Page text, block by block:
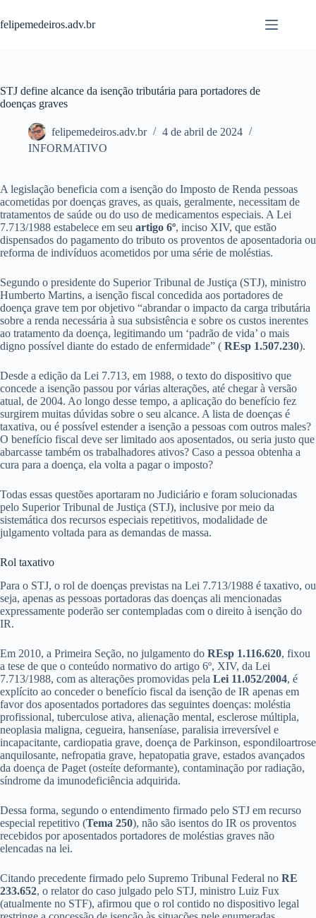
para
o
felipemedeiros.adv.br
STJ define alcance da isenção tributária para portadores de
doenças graves
felipemedeiros.adv.br
4 de abril de 2024
INFORMATIVO
A legislação beneficia com a isenção do Imposto de Renda pessoas
acometidas por doenças graves, as quais, geralmente, necessitam de
tratamentos de saúde ou do uso de medicamentos especiais. A Lei
7.713/1988 estabelece em seu artigo 6º, inciso XIV, que estão
dispensados do pagamento do tributo os proventos de aposentadoria ou
reforma de indivíduos acometidos por uma série de moléstias.
Segundo o presidente do Superior Tribunal de Justiça (STJ), ministro
Humberto Martins, a isenção fiscal concedida aos portadores de
doença grave tem por objetivo “abrandar o impacto da carga tributária
sobre a renda necessária à sua subsistência e sobre os custos inerentes
ao tratamento da doença, legitimando um ‘padrão de vida’ o mais
digno possível diante do estado de enfermidade” ( REsp 1.507.230).​​​
Desde a​ edição da Lei 7.713​, em 1988, o texto do dispositivo que
concede a isenção passou por várias alterações, até chegar à versão
atual, de 2004. Ao longo desse tempo, a aplicação do benefício fez
surgirem muitas dúvidas sobre o seu alcance. A lista de doenças é
taxativa, ou é possível estender a isenção a pessoas com outros males?
O benefício fiscal deve ser limitado aos aposentados, ou seria justo que
abarcasse também os trabalhadores ativos? Caso a pessoa obtenha a
cura para a doença, ela volta a pagar o imposto?
Todas essas questões aportaram no Judiciário e foram solucionadas
pelo Superior Tribunal de Justiça (STJ), inclusive por meio da
sistemática dos recursos especiais repetitivos, modalidade de
julgamento voltada para as demandas de massa.
Rol t​​​axativo
Para o STJ, o rol de doenças previstas na Lei 7.713/1988 é taxativo, ou
seja, apenas as pessoas portadoras das doenças ali mencionadas
expressamente poderão ser contempladas com o direito à isenção do
IR.
Em 2010, a Primeira Seção, no julgamento do REsp 1.116.620, fixou
a tese de que o conteúdo normativo do artigo 6º, XIV, da Lei
7.713/1988, com as alterações promovidas pela Lei 11.052/2004, é
explícito ao conceder o benefício fiscal da isenção de IR apenas em
favor dos aposentados portadores das seguintes doenças: moléstia
profissional, tuberculose ativa, alienação mental, esclerose múltipla,
neoplasia maligna, cegueira, hanseníase, paralisia irreversível e
incapacitante, cardiopatia grave, doença de Parkinson, espondiloartrose
anquilosante, nefropatia grave, hepatopatia grave, estados avançados
da doença de Paget (osteíte deformante), contaminação por radiação,
síndrome da imunodeficiência adquirida.
Dessa forma, segundo o entendimento firmado pelo STJ em recurso
especial repetitivo (Tema 250), não são isentos do IR os proventos
recebidos por aposentados portadores de moléstias graves não
elencadas na lei.
Citando precedente firmado pelo Supremo Tribunal Federal no RE
233.652, o relator do caso julgado pelo STJ, ministro Luiz Fux
(atualmente no STF), afirmou que o rol contido no dispositivo legal